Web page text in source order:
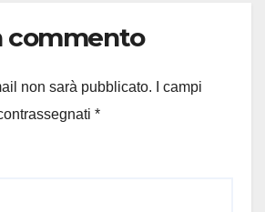
commento
non sarà pubblicato.
I campi
*